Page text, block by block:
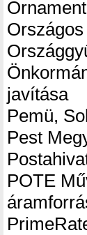
javítása
Pemü,
Pest
POTE